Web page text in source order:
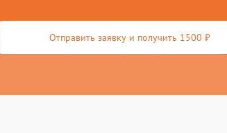
Отправить заявку и получить 1500 ₽